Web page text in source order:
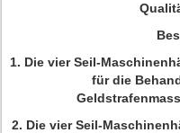
1. Die vier Seil-
für die
2. Die vier Seil-